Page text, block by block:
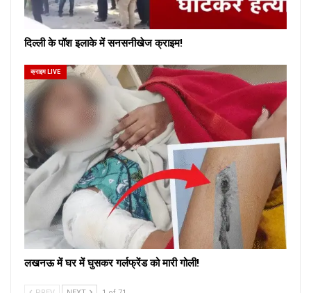
दिल्ली के पॉश इलाके में सनसनीखेज क्राइम!
क्राइम LIVE
लखनऊ में घर में घुसकर गर्लफ्रेंड को मारी गोली!